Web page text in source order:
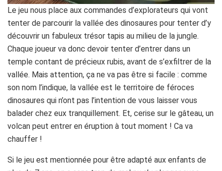
Le jeu nous place aux commandes d’explorateurs qui vont
tenter de parcourir la vallée des dinosaures pour tenter d’y
découvrir un fabuleux trésor tapis au milieu de la jungle.
Chaque joueur va donc devoir tenter d’entrer dans un
temple contant de précieux rubis, avant de s’exfiltrer de la
vallée. Mais attention, ça ne va pas être si facile : comme
son nom l’indique, la vallée est le territoire de féroces
dinosaures qui n’ont pas l’intention de vous laisser vous
balader chez eux tranquillement. Et, cerise sur le gâteau, un
volcan peut entrer en éruption à tout moment ! Ca va
chauffer !
Si le jeu est mentionnée pour être adapté aux enfants de